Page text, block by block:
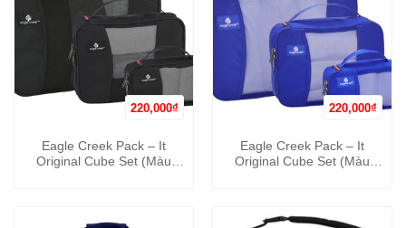
220,000₫
Eagle Creek Pack – It
Original Cube Set (Màu
220,000₫
Eagle Creek Pack – It
Original Cube Set (Màu